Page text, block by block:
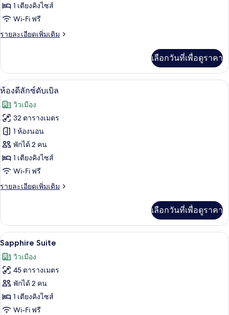
ซู
พี
เรียดั
1 เตียงคิงไซส์
Wi-Fi ฟรี
รายละเอียดเพิ่มเติม
ราย
เกี่ยว
กับ
ห้อง
พี
เรียดั
บเบิล
เลือกวันที่เพื่อดูราคา
เปิด
ภาพถ่าย
ทั้งหมด
ของ
ห้อง
ดี
ลัก
ซ์
ห้องดีลักซ์ดับเบิล | เครื่องนอนระดับพ
11
ห้องดีลักซ์ดับเบิล
วิวเมือง
32 ตารางเมตร
1 ห้องนอน
พักได้ 2 คน
1 เตียงคิงไซส์
Wi-Fi ฟรี
รายละเอียดเพิ่มเติม
ราย
เกี่ยว
กับ
ห้อง
ลัก
ซ์
เลือกวันที่เพื่อดูราคา
เปิด
ภาพถ่าย
ทั้งหมด
ของ
Sapphire
Suite
Sapphire Suite | เครื่องน
12
Sapphire Suite
วิวเมือง
45 ตารางเมตร
พักได้ 2 คน
1 เตียงคิงไซส์
Wi-Fi ฟรี